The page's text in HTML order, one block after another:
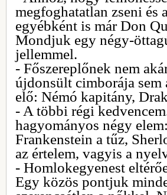
megfoghatatlan zseni és
egyébként is már Don
Mondjuk egy négy-
jellemmel.
- Főszereplőnek nem
újdonsült cimborája sem
elő: Némó kapitány,
- A többi régi
hagyományos négy
Frankenstein a tűz,
az értelem, vagyis a
- Homlokegyenest
Egy közös pontjuk